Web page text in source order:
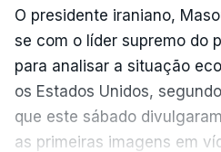
O presidente iraniano,
se com o líder supremo do
para analisar a situação
os Estados Unidos,
que este sábado
as primeiras imagens em